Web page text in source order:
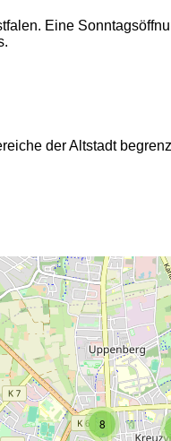
Eine
der Altstadt
2
8